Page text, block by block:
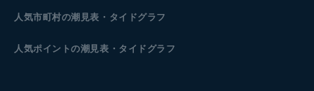
人気市町村の潮見表・タイドグラフ
人気ポイントの潮見表・タイドグラフ